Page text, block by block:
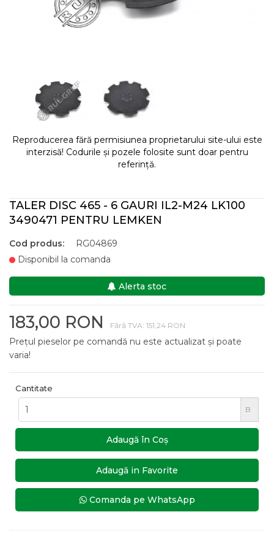
Reproducerea fără permisiunea proprietarului site-ului este
interzisă! Codurile și pozele folosite sunt doar pentru
referință.
TALER DISC 465 - 6 GAURI IL2-M24 LK100
3490471 PENTRU LEMKEN
Cod produs:
RG04869
Disponibil la comanda
Alerta stoc
183,00 RON Fără TVA: 151,24 RON
Prețul pieselor pe comandă nu este actualizat și poate
varia!
Cantitate
B
Adaugă în Coş
Adaugă in Favorite
Comanda pe WhatsApp